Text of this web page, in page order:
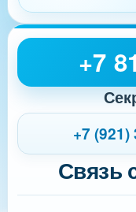
+7
+7
Связь